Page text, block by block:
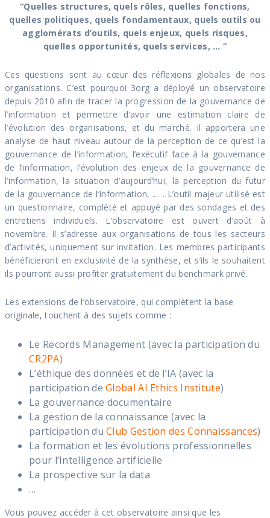
“Quelles structures, quels rôles, quelles fonctions,
quelles politiques, quels fondamentaux, quels outils ou
agglomérats d’outils, quels enjeux, quels risques,
quelles opportunités, quels services, … “
Ces questions sont au cœur des réflexions globales de nos
organisations. C’est pourquoi 3org a déployé un observatoire
depuis 2010 afin de tracer la progression de la gouvernance de
l’information et permettre d’avoir une estimation claire de
l’évolution des organisations, et du marché. Il apportera une
analyse de haut niveau autour de la perception de ce qu’est la
gouvernance de l’information, l’exécutif face à la gouvernance
de l’information, l’évolution des enjeux de la gouvernance de
l’information, la situation d’aujourd’hui, la perception du futur
de la gouvernance de l’information, … . L’outil majeur utilisé est
un questionnaire, complété et appuyé par des sondages et des
entretiens individuels. L’observatoire est ouvert d’août à
novembre. Il s’adresse aux organisations de tous les secteurs
d’activités, uniquement sur invitation. Les membres participants
bénéficieront en exclusivité de la synthèse, et s’ils le souhaitent
ils pourront aussi profiter gratuitement du benchmark privé.
Les extensions de l’observatoire, qui complètent la base
originale, touchent à des sujets comme :
Le Records Management (avec la participation du
CR2PA)
L’éthique des données et de l’IA (avec la
participation deGlobal AI Ethics Institute)
La gouvernance documentaire
La gestion de la connaissance (avec la
participation duClub Gestion des Connaissances)
La formation et les évolutions professionnelles
pour l’Intelligence artificielle
La prospective sur la data
…
Vous pouvez accéder à cet observatoire ainsi que les